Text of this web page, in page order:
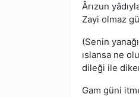
Ârızun
Zayi olmaz
(Senin
ıslansa ne
dileği ile
Gam güni